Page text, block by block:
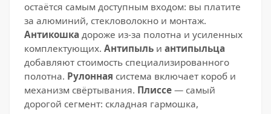
остаётся самым доступным входом: вы платите
за алюминий, стекловолокно и монтаж.
Антикошка дороже из-за полотна и усиленных
комплектующих. Антипыль и антипыльца
добавляют стоимость специализированного
полотна. Рулонная система включает короб и
механизм свёртывания. Плиссе — самый
дорогой сегмент: складная гармошка,